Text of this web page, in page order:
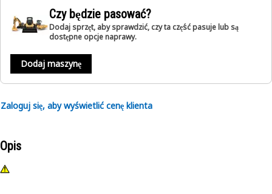
Czy będzie pasować?
Dodaj sprzęt, aby sprawdzić, czy ta część pasuje lub są
dostępne opcje naprawy.
Dodaj maszynę
Zaloguj się, aby wyświetlić cenę klienta
Opis